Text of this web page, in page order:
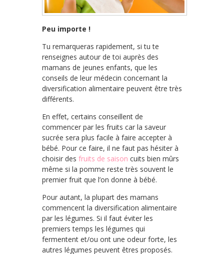
Peu importe !
Tu remarqueras rapidement, si tu te
renseignes autour de toi auprès des
mamans de jeunes enfants, que les
conseils de leur médecin concernant la
diversification alimentaire peuvent être très
différents.
En effet, certains conseillent de
commencer par les fruits car la saveur
sucrée sera plus facile à faire accepter à
bébé. Pour ce faire, il ne faut pas hésiter à
choisir des fruits de saison cuits bien mûrs
même si la pomme reste très souvent le
premier fruit que l’on donne à bébé.
Pour autant, la plupart des mamans
commencent la diversification alimentaire
par les légumes. Si il faut éviter les
premiers temps les légumes qui
fermentent et/ou ont une odeur forte, les
autres légumes peuvent êtres proposés.